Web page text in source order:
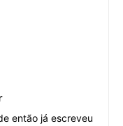
então já escreveu